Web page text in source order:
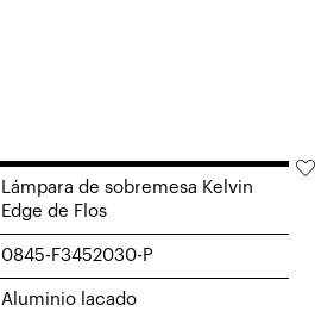
Lámpara de sobremesa Kelvin
Edge de Flos
0845-F3452030-P
Aluminio lacado